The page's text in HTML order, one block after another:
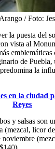
/ Foto:
la puesta del
vista al
de Puebla,
la
en la ciudad
Reyes
y salsas son
(mezcal, licor